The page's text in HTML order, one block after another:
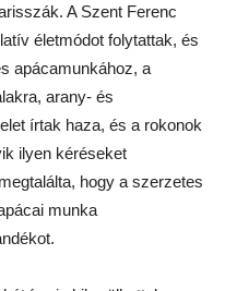
A Szent Ferenc
életmódot folytattak, és
apácamunkához, a
arany- és
írtak haza, és a rokonok
ilyen kéréseket
hogy a szerzetes
munka